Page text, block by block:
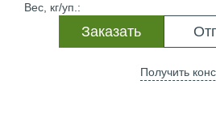
Вес, кг/уп.:
Заказать
Получить